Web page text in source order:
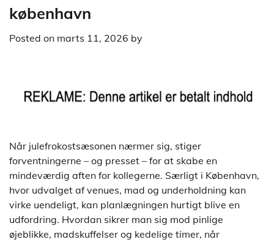
københavn
Posted on marts 11, 2026 by
Når julefrokostsæsonen nærmer sig, stiger
forventningerne – og presset – for at skabe en
mindeværdig aften for kollegerne. Særligt i København,
hvor udvalget af venues, mad og underholdning kan
virke uendeligt, kan planlægningen hurtigt blive en
udfordring. Hvordan sikrer man sig mod pinlige
øjeblikke, madskuffelser og kedelige timer, når